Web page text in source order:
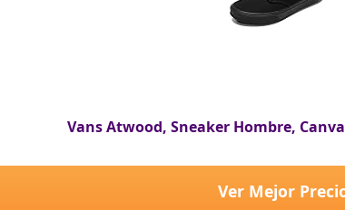
Vans Atwood, Sneaker Hombre,
Ver Mejor